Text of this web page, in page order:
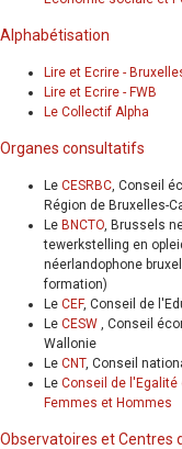
Alphabétisation
Lire et Ecrire -
Lire et Ecrire - FWB
Le Collectif Alpha
Organes consultatifs
Le CESRBC , Conseil
Région de Bruxelles-
Le BNCTO , Brussels
tewerkstelling en
néerlandophone
formation)
Le CEF, Conseil de
Le CESW , Conseil
Wallonie
Le CNT, Conseil
Le Conseil de
Femmes et Hommes
Observatoires et Centres